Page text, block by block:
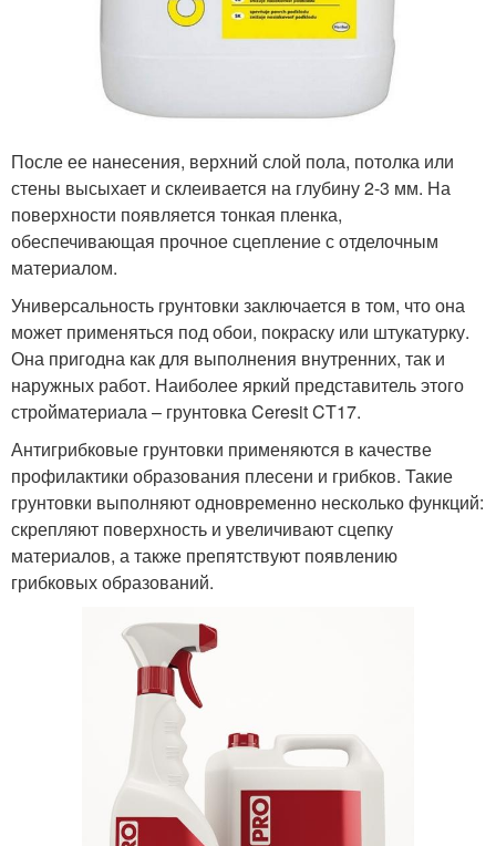
После ее нанесения, верхний слой пола, потолка или
стены высыхает и склеивается на глубину 2-3 мм. На
поверхности появляется тонкая пленка,
обеспечивающая прочное сцепление с отделочным
материалом.
Универсальность грунтовки заключается в том, что она
может применяться под обои, покраску или штукатурку.
Она пригодна как для выполнения внутренних, так и
наружных работ. Наиболее яркий представитель этого
стройматериала – грунтовка Ceresit CT17.
Антигрибковые грунтовки применяются в качестве
профилактики образования плесени и грибков. Такие
грунтовки выполняют одновременно несколько функций:
скрепляют поверхность и увеличивают сцепку
материалов, а также препятствуют появлению
грибковых образований.